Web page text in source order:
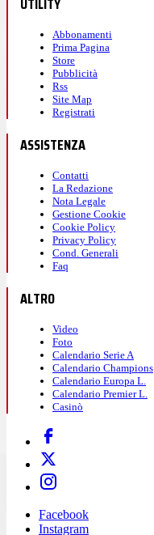
Abbonamenti
Prima Pagina
Store
Pubblicità
Rss
Site Map
Registrati
ASSISTENZA
Contatti
La Redazione
Nota Legale
Gestione Cookie
Cookie Policy
Privacy Policy
Cond. Generali
Faq
ALTRO
Video
Foto
Calendario Serie A
Calendario Champions
Calendario Europa L.
Calendario Premier L.
Casinò
Facebook
Instagram